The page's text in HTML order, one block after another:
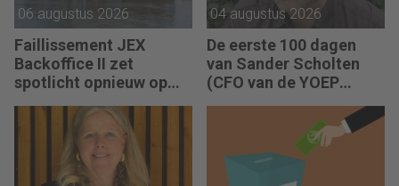
06 augustus 2026
Faillissement JEX
Backoffice II zet
spotlicht opnieuw op
04 augustus 2026
De eerste 100 dagen
van Sander Scholten
(CFO van de YOEP
sturing werkt pas echt
als mensen begrijpen
waarom keuzes nodig
zijn.”